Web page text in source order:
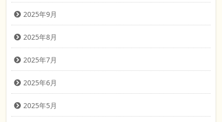
2025年9月
2025年8月
2025年7月
2025年6月
2025年5月